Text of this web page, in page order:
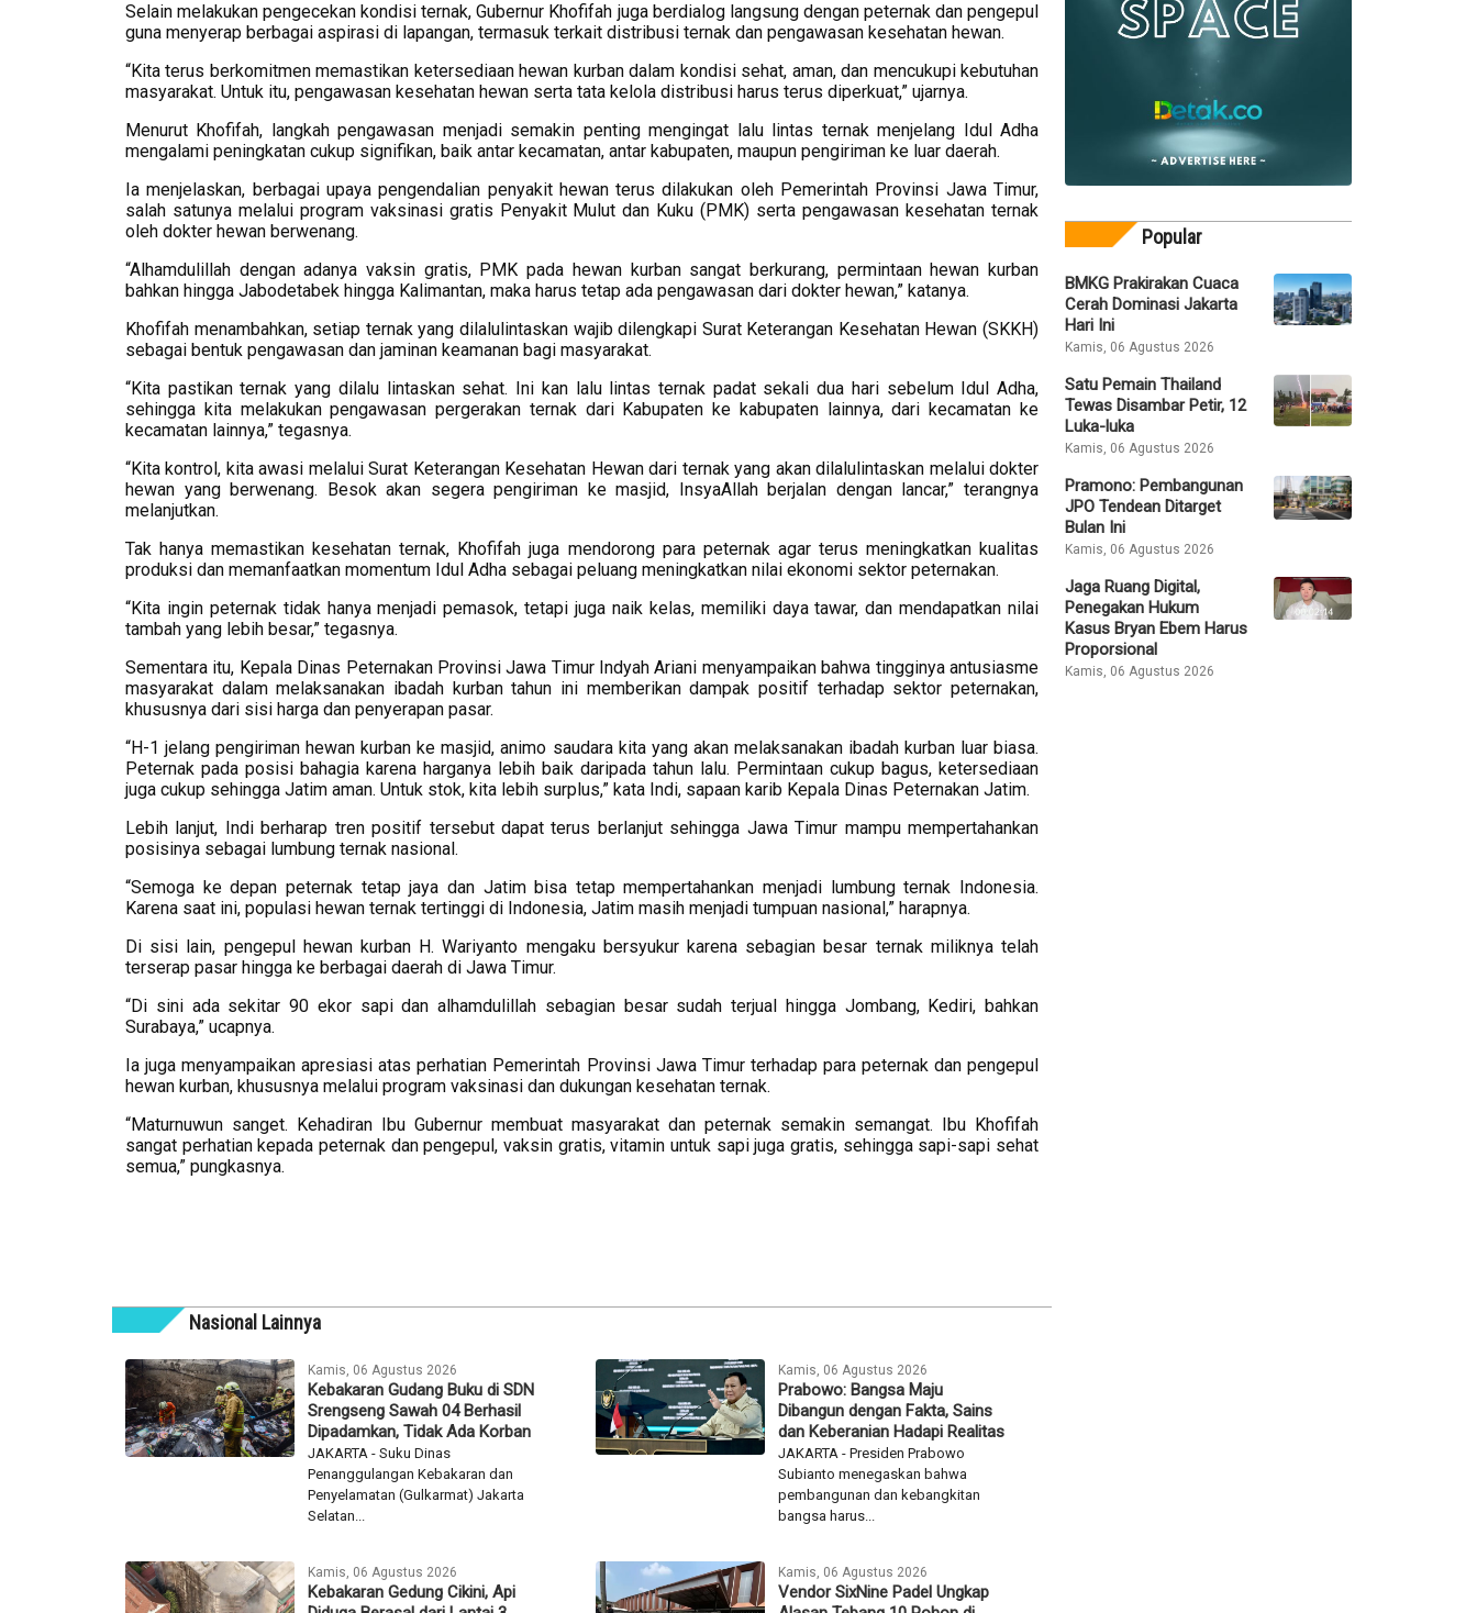
Selain melakukan pengecekan kondisi ternak, Gubernur Khofifah juga berdialog langsung dengan peternak dan pengepul
guna menyerap berbagai aspirasi di lapangan, termasuk terkait distribusi ternak dan pengawasan kesehatan hewan.
“Kita terus berkomitmen memastikan ketersediaan hewan kurban dalam kondisi sehat, aman, dan mencukupi kebutuhan
masyarakat. Untuk itu, pengawasan kesehatan hewan serta tata kelola distribusi harus terus diperkuat,” ujarnya.
Menurut Khofifah, langkah pengawasan menjadi semakin penting mengingat lalu lintas ternak menjelang Idul Adha
mengalami peningkatan cukup signifikan, baik antar kecamatan, antar kabupaten, maupun pengiriman ke luar daerah.
Ia menjelaskan, berbagai upaya pengendalian penyakit hewan terus dilakukan oleh Pemerintah Provinsi Jawa Timur,
salah satunya melalui program vaksinasi gratis Penyakit Mulut dan Kuku (PMK) serta pengawasan kesehatan ternak
oleh dokter hewan berwenang.
“Alhamdulillah dengan adanya vaksin gratis, PMK pada hewan kurban sangat berkurang, permintaan hewan kurban
bahkan hingga Jabodetabek hingga Kalimantan, maka harus tetap ada pengawasan dari dokter hewan,” katanya.
Khofifah menambahkan, setiap ternak yang dilalulintaskan wajib dilengkapi Surat Keterangan Kesehatan Hewan (SKKH)
sebagai bentuk pengawasan dan jaminan keamanan bagi masyarakat.
“Kita pastikan ternak yang dilalu lintaskan sehat. Ini kan lalu lintas ternak padat sekali dua hari sebelum Idul Adha,
sehingga kita melakukan pengawasan pergerakan ternak dari Kabupaten ke kabupaten lainnya, dari kecamatan ke
kecamatan lainnya,” tegasnya.
“Kita kontrol, kita awasi melalui Surat Keterangan Kesehatan Hewan dari ternak yang akan dilalulintaskan melalui dokter
hewan yang berwenang. Besok akan segera pengiriman ke masjid, InsyaAllah berjalan dengan lancar,” terangnya
melanjutkan.
Tak hanya memastikan kesehatan ternak, Khofifah juga mendorong para peternak agar terus meningkatkan kualitas
produksi dan memanfaatkan momentum Idul Adha sebagai peluang meningkatkan nilai ekonomi sektor peternakan.
“Kita ingin peternak tidak hanya menjadi pemasok, tetapi juga naik kelas, memiliki daya tawar, dan mendapatkan nilai
tambah yang lebih besar,” tegasnya.
Sementara itu, Kepala Dinas Peternakan Provinsi Jawa Timur Indyah Ariani menyampaikan bahwa tingginya antusiasme
masyarakat dalam melaksanakan ibadah kurban tahun ini memberikan dampak positif terhadap sektor peternakan,
khususnya dari sisi harga dan penyerapan pasar.
“H-1 jelang pengiriman hewan kurban ke masjid, animo saudara kita yang akan melaksanakan ibadah kurban luar biasa.
Peternak pada posisi bahagia karena harganya lebih baik daripada tahun lalu. Permintaan cukup bagus, ketersediaan
juga cukup sehingga Jatim aman. Untuk stok, kita lebih surplus,” kata Indi, sapaan karib Kepala Dinas Peternakan Jatim.
Lebih lanjut, Indi berharap tren positif tersebut dapat terus berlanjut sehingga Jawa Timur mampu mempertahankan
posisinya sebagai lumbung ternak nasional.
“Semoga ke depan peternak tetap jaya dan Jatim bisa tetap mempertahankan menjadi lumbung ternak Indonesia.
Karena saat ini, populasi hewan ternak tertinggi di Indonesia, Jatim masih menjadi tumpuan nasional,” harapnya.
Di sisi lain, pengepul hewan kurban H. Wariyanto mengaku bersyukur karena sebagian besar ternak miliknya telah
terserap pasar hingga ke berbagai daerah di Jawa Timur.
“Di sini ada sekitar 90 ekor sapi dan alhamdulillah sebagian besar sudah terjual hingga Jombang, Kediri, bahkan
Surabaya,” ucapnya.
Ia juga menyampaikan apresiasi atas perhatian Pemerintah Provinsi Jawa Timur terhadap para peternak dan pengepul
hewan kurban, khususnya melalui program vaksinasi dan dukungan kesehatan ternak.
“Maturnuwun sanget. Kehadiran Ibu Gubernur membuat masyarakat dan peternak semakin semangat. Ibu Khofifah
sangat perhatian kepada peternak dan pengepul, vaksin gratis, vitamin untuk sapi juga gratis, sehingga sapi-sapi sehat
semua,” pungkasnya.
Nasional Lainnya
Kamis, 06 Agustus 2026
Kebakaran Gudang Buku di SDN
Srengseng Sawah 04 Berhasil
Dipadamkan, Tidak Ada Korban
JAKARTA - Suku Dinas
Penanggulangan Kebakaran dan
Penyelamatan (Gulkarmat) Jakarta
Selatan...
Kamis, 06 Agustus 2026
Prabowo: Bangsa Maju
Dibangun dengan Fakta, Sains
dan Keberanian Hadapi Realitas
JAKARTA - Presiden Prabowo
Subianto menegaskan bahwa
pembangunan dan kebangkitan
bangsa harus...
Kamis, 06 Agustus 2026
Kebakaran Gedung Cikini, Api
Kamis, 06 Agustus 2026
Vendor SixNine Padel Ungkap
Popular
BMKG Prakirakan Cuaca
Cerah Dominasi Jakarta
Hari Ini
Kamis, 06 Agustus 2026
Satu Pemain Thailand
Tewas Disambar Petir, 12
Luka-luka
Kamis, 06 Agustus 2026
Pramono: Pembangunan
JPO Tendean Ditarget
Bulan Ini
Kamis, 06 Agustus 2026
Jaga Ruang Digital,
Penegakan Hukum
Kasus Bryan Ebem Harus
Proporsional
Kamis, 06 Agustus 2026